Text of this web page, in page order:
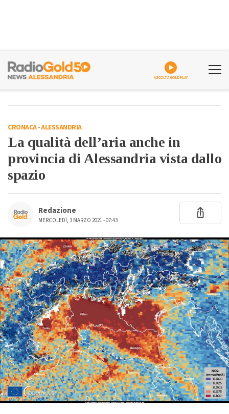
ASCOLTA GOLDPLAY
CRONACA-ALESSANDRIA
La qualità dell’aria anche in
provincia di Alessandria vista dallo
spazio
Redazione
MERCOLEDÌ, 3 MARZO 2021 - 07:43